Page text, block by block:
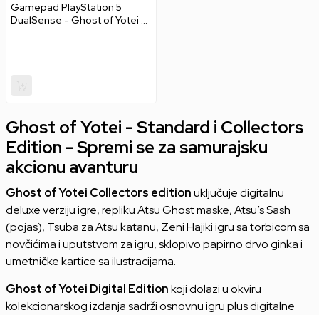
Gamepad PlayStation 5
DualSense - Ghost of Yotei -
Ghost of Yotei - Standard i Collectors
Edition - Spremi se za samurajsku
akcionu avanturu
Ghost of Yotei Collectors editionuključuje digitalnu
deluxe verziju igre, repliku Atsu Ghost maske, Atsu’s Sash
(pojas), Tsuba za Atsu katanu, Zeni Hajiki igru sa torbicom sa
novčićima i uputstvom za igru, sklopivo papirno drvo ginka i
umetničke kartice sa ilustracijama.
Ghost of Yotei Digital Editionkoji dolazi u okviru
kolekcionarskog izdanja sadrži osnovnu igru plus digitalne